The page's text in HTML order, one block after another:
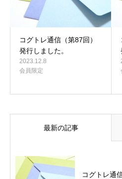
コグトレ通信（第87回）
発行しました。
2023.12.8
会員限定
最新の記事
コグトレ通